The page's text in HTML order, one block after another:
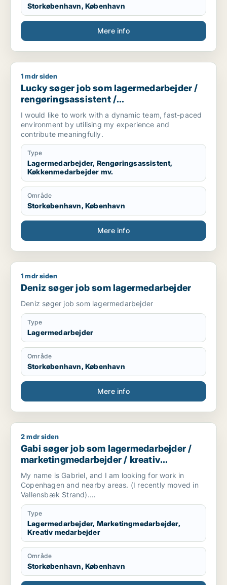
Storkøbenhavn, København
Mere info
Lucky søger job som lagermedarbejder /
1 mdr siden
Lucky søger job som lagermedarbejder /
rengøringsassistent /
køkkenmedarbejder / ufaglært
I would like to work with a dynamic team, fast-paced
environment by utilising my experience and
contribute meaningfully.
Type
Lagermedarbejder, Rengøringsassistent,
Køkkenmedarbejder mv.
Område
Storkøbenhavn, København
Mere info
Deniz søger job som lagermedarbejder
1 mdr siden
Deniz søger job som lagermedarbejder
Deniz søger job som lagermedarbejder
Type
Lagermedarbejder
Område
Storkøbenhavn, København
Mere info
Gabi søger job som lagermedarbejder /
2 mdr siden
Gabi søger job som lagermedarbejder /
marketingmedarbejder / kreativ
medarbejder
My name is Gabriel, and I am looking for work in
Copenhagen and nearby areas. (I recently moved in
Vallensbæk Strand).
I have experience in event operations, customer
service, marketing, social media, graphic design,
hospitality, and technical support. I am a reliable,
responsible, and hardworking person who enjoys
learning new things and adapting quickly to new
environments.
I am open to a wide range of opportunities, including
Type
Lagermedarbejder, Marketingmedarbejder,
Kreativ medarbejder
Område
Storkøbenhavn, København